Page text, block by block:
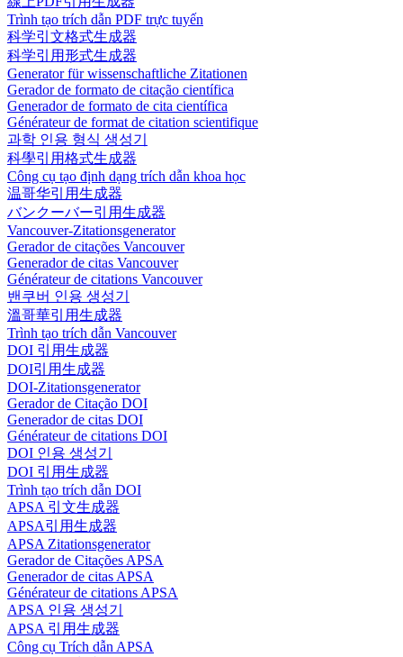
Trình tạo trích dẫn PDF trực tuyến
科学引文格式生成器
科学引用形式生成器
Generator für wissenschaftliche Zitationen
Gerador de formato de citação científica
Generador de formato de cita científica
Générateur de format de citation scientifique
과학 인용 형식 생성기
科學引用格式生成器
Công cụ tạo định dạng trích dẫn khoa học
温哥华引用生成器
バンクーバー引用生成器
Vancouver-Zitationsgenerator
Gerador de citações Vancouver
Generador de citas Vancouver
Générateur de citations Vancouver
밴쿠버 인용 생성기
溫哥華引用生成器
Trình tạo trích dẫn Vancouver
DOI 引用生成器
DOI引用生成器
DOI-Zitationsgenerator
Gerador de Citação DOI
Generador de citas DOI
Générateur de citations DOI
DOI 인용 생성기
DOI 引用生成器
Trình tạo trích dẫn DOI
APSA 引文生成器
APSA引用生成器
APSA Zitationsgenerator
Gerador de Citações APSA
Generador de citas APSA
Générateur de citations APSA
APSA 인용 생성기
APSA 引用生成器
Công cụ Trích dẫn APSA